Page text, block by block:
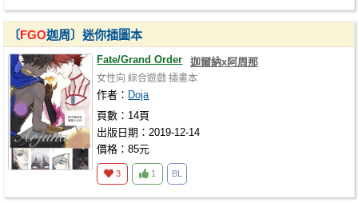
〔FGO迦周〕迷你插圖本
Fate/Grand Order 迦爾納x阿周那
女性向 綜合遊戲 插畫本
作者： Doja
頁數：14頁
出版日期：2019-12-14
價格：85元
3 1 BL